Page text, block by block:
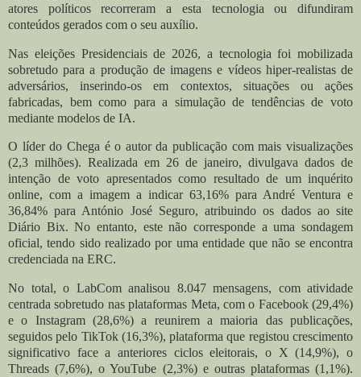
atores políticos recorreram a esta tecnologia ou difundiram
conteúdos gerados com o seu auxílio.
Nas eleições Presidenciais de 2026, a tecnologia foi mobilizada
sobretudo para a produção de imagens e vídeos hiper-realistas de
adversários, inserindo-os em contextos, situações ou ações
fabricadas, bem como para a simulação de tendências de voto
mediante modelos de IA.
O líder do Chega é o autor da publicação com mais visualizações
(2,3 milhões). Realizada em 26 de janeiro, divulgava dados de
intenção de voto apresentados como resultado de um inquérito
online, com a imagem a indicar 63,16% para André Ventura e
36,84% para António José Seguro, atribuindo os dados ao site
Diário Bix. No entanto, este não corresponde a uma sondagem
oficial, tendo sido realizado por uma entidade que não se encontra
credenciada na ERC.
No total, o LabCom analisou 8.047 mensagens, com atividade
centrada sobretudo nas plataformas Meta, com o Facebook (29,4%)
e o Instagram (28,6%) a reunirem a maioria das publicações,
seguidos pelo TikTok (16,3%), plataforma que registou crescimento
significativo face a anteriores ciclos eleitorais, o X (14,9%), o
Threads (7,6%), o YouTube (2,3%) e outras plataformas (1,1%).